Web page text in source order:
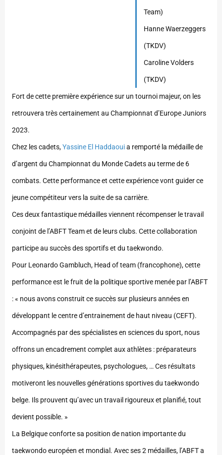
Team)
Hanne Waerzeggers
(TKDV)
Caroline Volders
(TKDV)
Fort de cette première expérience sur un tournoi majeur, on les
retrouvera très certainement au Championnat d’Europe Juniors
2023.
Chez les cadets,Yassine El Haddaouia remporté la médaille de
d’argent du Championnat du Monde Cadets au terme de 6
combats. Cette performance et cette expérience vont guider ce
jeune compétiteur vers la suite de sa carrière.
Ces deux fantastique médailles viennent récompenser le travail
conjoint de l’ABFT Team et de leurs clubs. Cette collaboration
participe au succès des sportifs et du taekwondo.
Pour Leonardo Gambluch, Head of team (francophone), cette
performance est le fruit de la politique sportive menée par l’ABFT
: « nous avons construit ce succès sur plusieurs années en
développant le centre d’entrainement de haut niveau (CEFT).
Accompagnés par des spécialistes en sciences du sport, nous
offrons un encadrement complet aux athlètes : préparateurs
physiques, kinésithérapeutes, psychologues, … Ces résultats
motiveront les nouvelles générations sportives du taekwondo
belge. Ils prouvent qu’avec un travail rigoureux et planifié, tout
devient possible. »
La Belgique conforte sa position de nation importante du
taekwondo européen et mondial. Avec ses 2 médailles, l’ABFT a